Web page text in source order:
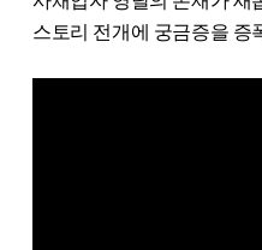
스토리 전개에 궁금증을 증